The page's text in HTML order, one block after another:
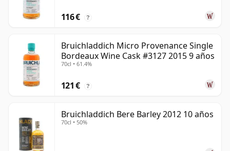
116 € ?
Bruichladdich Micro Provenance Single
Bordeaux Wine Cask #3127 2015 9 años
70cl • 61.4%
121 € ?
Bruichladdich Bere Barley 2012 10 años
70cl • 50%